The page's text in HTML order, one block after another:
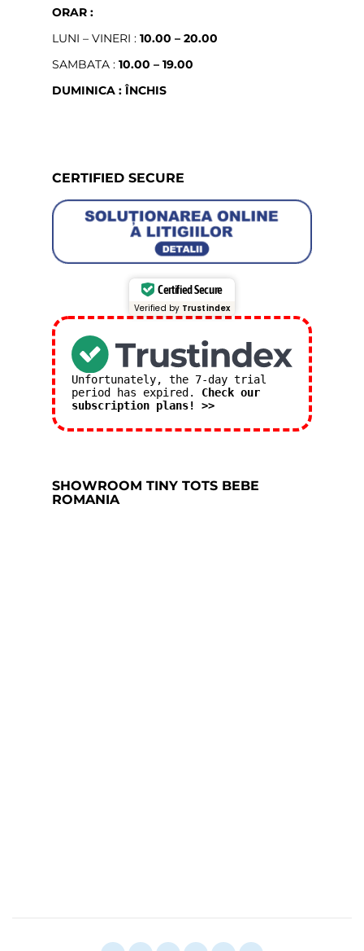
ORAR :
LUNI – VINERI : 10.00 – 20.00
SAMBATA : 10.00 – 19.00
DUMINICA : ÎNCHIS
CERTIFIED SECURE
Certified Secure
Verified by Trustindex
Unfortunately, the 7-day trial
period has expired. Check our
subscription plans! >>
SHOWROOM TINY TOTS BEBE
ROMANIA